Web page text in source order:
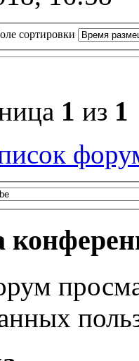
сортировки
1 из 1